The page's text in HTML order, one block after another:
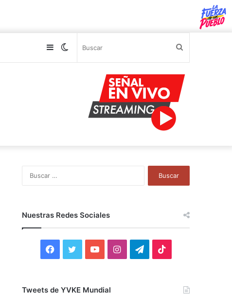
Switch
Sidebar
Nuestras Redes Sociales
F
c
i
Y
u
I
T
Tweets de YVKE Mundial